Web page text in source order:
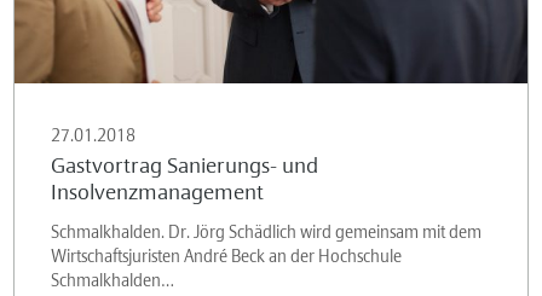
27.01.2018
Gastvortrag Sanierungs- und
Insolvenzmanagement
Schmalkhalden. Dr. Jörg Schädlich wird gemeinsam mit dem
Wirtschaftsjuristen André Beck an der Hochschule
Schmalkhalden…